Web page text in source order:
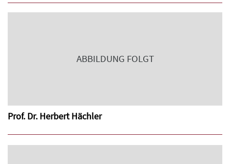
ABBILDUNG FOLGT
Prof. Dr. Herbert Hächler